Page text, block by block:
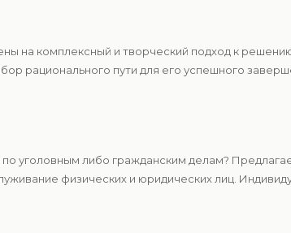
на комплексный и творческий подход к
рационального пути для его успешного
уголовным либо гражданским делам?
физических и юридических лиц.